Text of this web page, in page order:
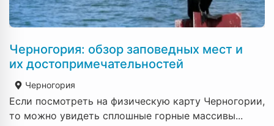
Черногория: обзор заповедных мест и
их достопримечательностей
Черногория
Если посмотреть на физическую карту Черногории,
то можно увидеть сплошные горные массивы...